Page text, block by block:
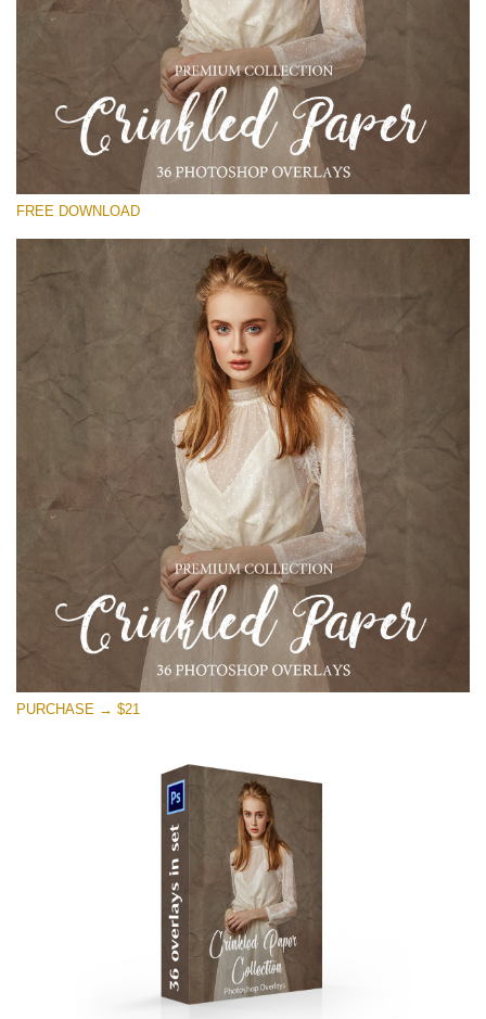
कृपया चुने
Free Photoshop Overlay
Small 800*533px
Сrinkled Paper
(36 Overlays)
Entire Collection
Large 6000*4000px
मुफ्त डाउनलोड
FREE DOWNLOAD
PURCHASE → $21